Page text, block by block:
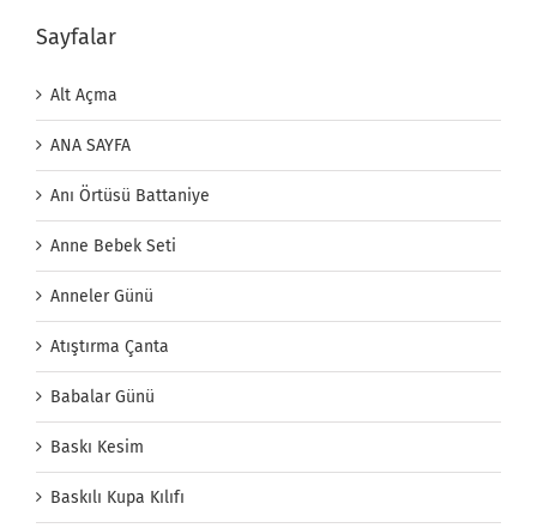
Sayfalar
Alt Açma
ANA SAYFA
Anı Örtüsü Battaniye
Anne Bebek Seti
Anneler Günü
Atıştırma Çanta
Babalar Günü
Baskı Kesim
Baskılı Kupa Kılıfı